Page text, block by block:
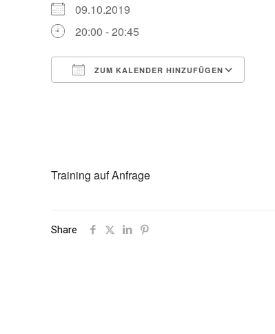
09.10.2019
20:00 - 20:45
ZUM KALENDER HINZUFÜGEN
Training auf Anfrage
Share